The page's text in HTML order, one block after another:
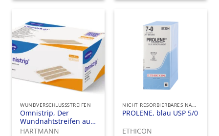
WUNDVERSCHLUSSSTREIFEN
Omnistrip, Der
Wundnahtstreifen aus
Vliesstoff mit
HARTMANN
NICHT RESORBIERBARES NAHTMATERIAL
PROLENE, blau USP 5/0
ETHICON